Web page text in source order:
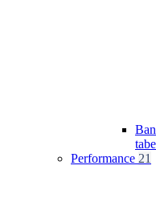
Performance 21